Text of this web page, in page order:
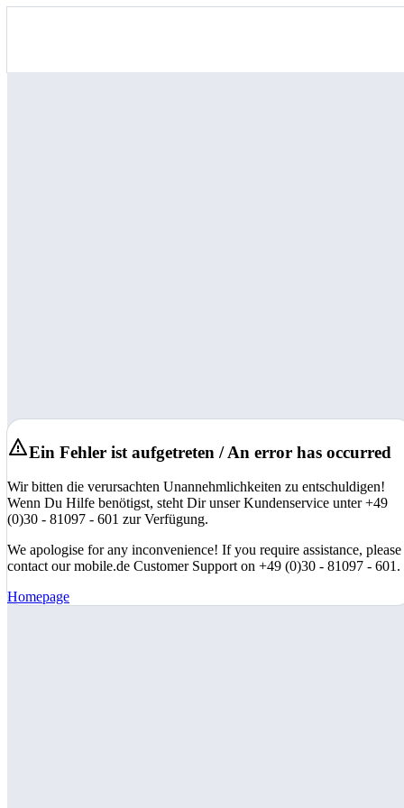
Ein Fehler ist aufgetreten / An error has occurred
Wir bitten die verursachten Unannehmlichkeiten zu entschuldigen!
Wenn Du Hilfe benötigst, steht Dir unser Kundenservice unter +49
(0)30 - 81097 - 601 zur Verfügung.
We apologise for any inconvenience! If you require assistance, please
contact our mobile.de Customer Support on +49 (0)30 - 81097 - 601.
Homepage